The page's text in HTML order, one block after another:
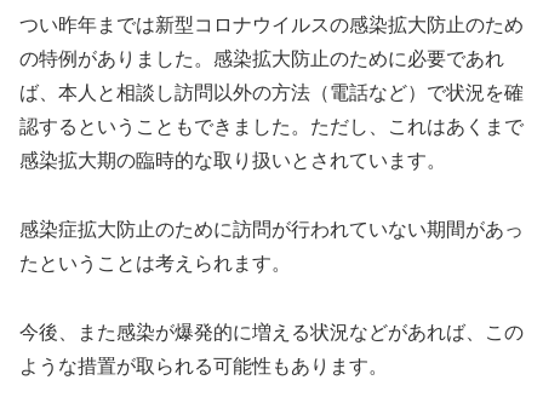
つい昨年までは新型コロナウイルスの感染拡大防止のため
の特例がありました。感染拡大防止のために必要であれ
ば、本人と相談し訪問以外の方法（電話など）で状況を確
認するということもできました。ただし、これはあくまで
感染拡大期の臨時的な取り扱いとされています。
感染症拡大防止のために訪問が行われていない期間があっ
たということは考えられます。
今後、また感染が爆発的に増える状況などがあれば、この
ような措置が取られる可能性もあります。